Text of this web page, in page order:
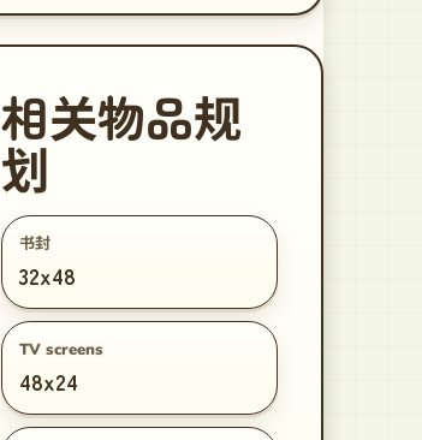
相关物品规
划
书封
32x48
TV screens
48x24